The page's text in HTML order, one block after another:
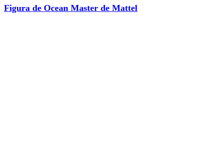
Figura de Ocean Master de Mattel